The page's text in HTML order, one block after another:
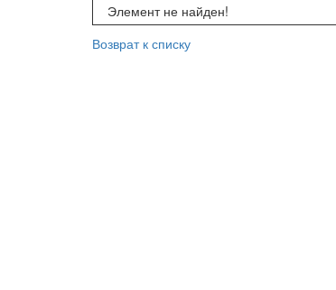
Элемент не найден!
Возврат к списку